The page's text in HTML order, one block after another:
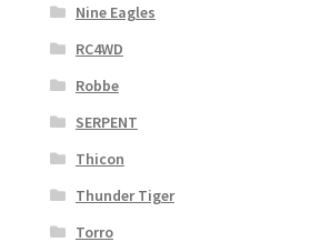
Nine Eagles
RC4WD
Robbe
SERPENT
Thicon
Thunder Tiger
Torro